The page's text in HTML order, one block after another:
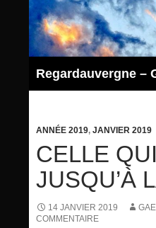
contenu
ANNÉE 2019, JANVIER 2019
CELLE
JUSQU’À
14 JANVIER 2019
COMMENTAIRE